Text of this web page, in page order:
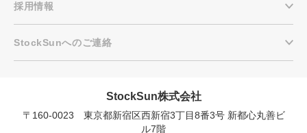
プロに無料相談をする
会社概要資料をダウンロー
ドする
採用情報
StockSunへのご連絡
StockSun株式会社
〒160-0023 東京都新宿区西新宿3丁目8番3号 新都心丸善ビ
ル7階